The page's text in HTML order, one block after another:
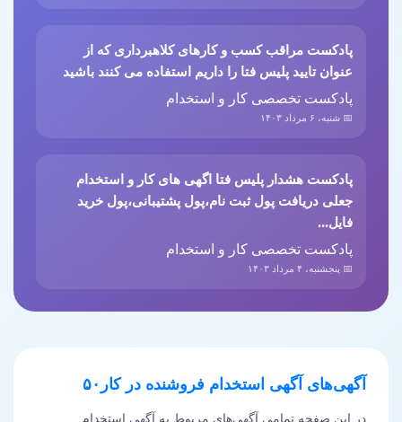
پادکست مراقب کسب و کارهای کلاهبرداری که از
عنوان تایید پلیس فتا را داریم استفاده می کنند باشید
پادکست تخصصی کار و استخدام
📅 شنبه، ۶ مرداد ۱۴۰۳
پادکست هشدار پلیس فتا اگهی های کار و استخدام
جعلی دریافت پول ثبت نام،پول پشتیبانی،پول خرید
فایل...
پادکست تخصصی کار و استخدام
📅 پنجشنبه، ۴ مرداد ۱۴۰۳
آگهی‌های آگهی استخدام فروشنده در کار۵۰
در این صفحه تمامی آگهی‌های مربوط به آگهی استخدام